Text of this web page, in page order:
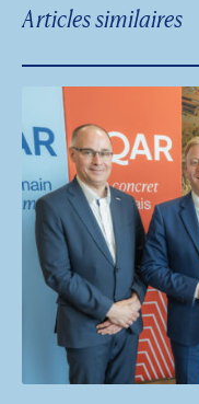
Articles similaires